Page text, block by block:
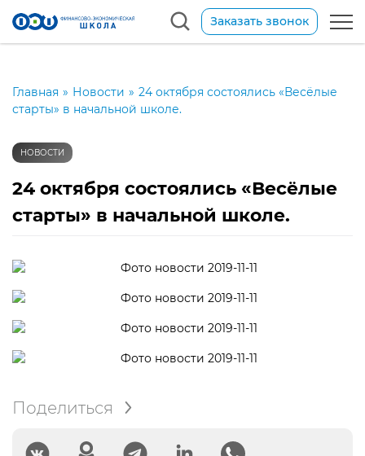
Заказать звонок
Главная » Новости » 24 октября состоялись «Весёлые
старты» в начальной школе.
НОВОСТИ
24 октября состоялись «Весёлые
старты» в начальной школе.
Поделиться